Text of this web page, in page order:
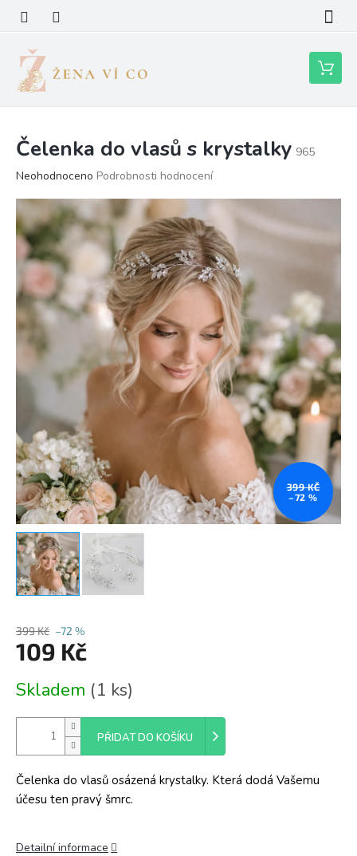
obsah
Nákupní
košík
Čelenka do vlasů s krystalky 965
Průměrné
produktu
je
0,0
hvězdiček.
Neohodnoceno Podrobnosti hodnocení
399 KČ
–72 %
399 Kč –72 %
109 Kč
cena:
Skladem (1 ks)
PŘIDAT DO KOŠÍKU
Čelenka do vlasů osázená krystalky. Která dodá Vašemu
účesu ten pravý šmrc.
Detailní informace